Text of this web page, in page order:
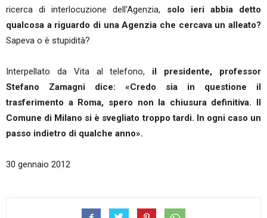
ricerca di interlocuzione dell'Agenzia, solo ieri abbia detto
qualcosa a riguardo di una Agenzia che cercava un alleato?
Sapeva o è stupidità?
Interpellato da Vita al telefono, il presidente, professor
Stefano Zamagni dice: «Credo sia in questione il
trasferimento a Roma, spero non la chiusura definitiva. Il
Comune di Milano si è svegliato troppo tardi. In ogni caso un
passo indietro di qualche anno».
30 gennaio 2012